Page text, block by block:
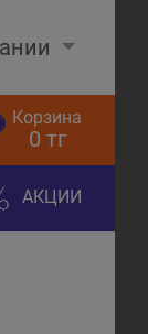
Корзина
0 тг
АКЦИИ